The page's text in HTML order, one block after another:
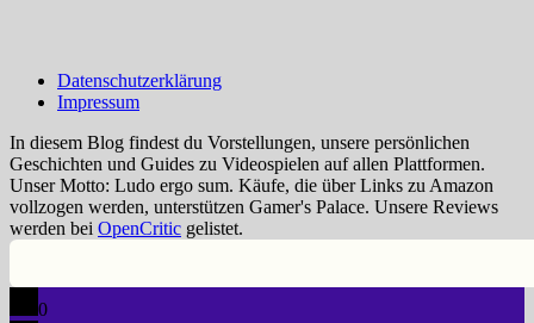
Datenschutzerklärung
Impressum
In diesem Blog findest du Vorstellungen, unsere persönlichen
Geschichten und Guides zu Videospielen auf allen Plattformen.
Unser Motto: Ludo ergo sum. Käufe, die über Links zu Amazon
vollzogen werden, unterstützen Gamer's Palace. Unsere Reviews
werden bei OpenCritic gelistet.
0